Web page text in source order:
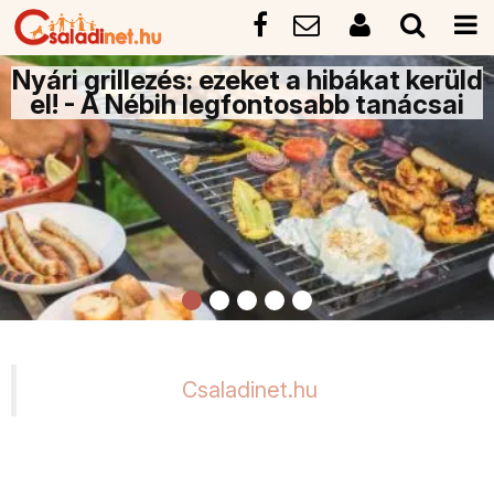
Nyári grillezés: ezeket a hibákat kerüld
el! - A Nébih legfontosabb tanácsai
Csaladinet.hu